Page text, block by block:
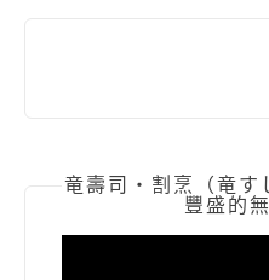
竜壽司‧割烹（竜す
豐盛的